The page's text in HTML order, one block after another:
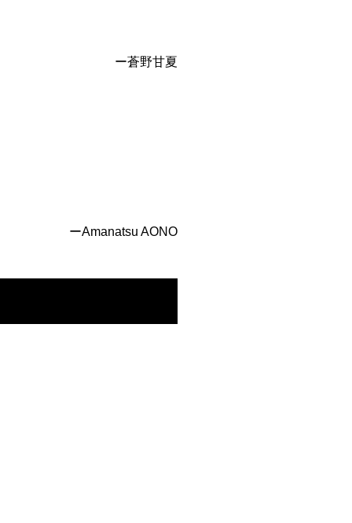
ー蒼野甘夏
ーAmanatsu AONO